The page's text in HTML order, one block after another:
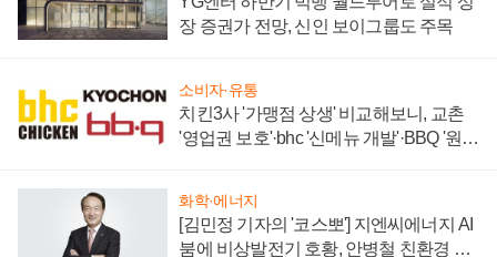
장 증권가 전망, 신인 보이그룹도 주목
소비자·유통
치킨3사 '가맹점 상생' 비교해보니, 교촌
'영업권 보호'·bhc '신메뉴 개발'·BBQ '원가
화학·에너지
[김민정 기자의 '코스뽀'] 지엔씨에너지 AI
붐에 비상발전기 호황, 안병철 친환경 에